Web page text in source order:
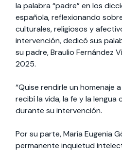
la palabra “padre” en los
española, reflexionando
culturales, religiosos y
intervención, dedicó sus
su padre, Braulio Fernández
2025.
“Quise rendirle un homenaje
recibí la vida, la fe y la lengua
durante su intervención.
Por su parte, María Eugenia
permanente inquietud